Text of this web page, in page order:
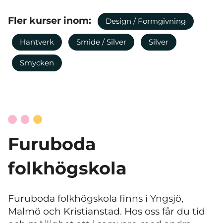
Fler kurser inom: Design / Formgivning
Hantverk Smide / Silver Silver
Smycken
Furuboda
folkhögskola
Furuboda folkhögskola finns i Yngsjö,
Malmö och Kristianstad. Hos oss får du tid